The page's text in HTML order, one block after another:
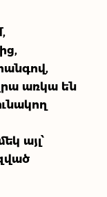
առկա են
այլ՝